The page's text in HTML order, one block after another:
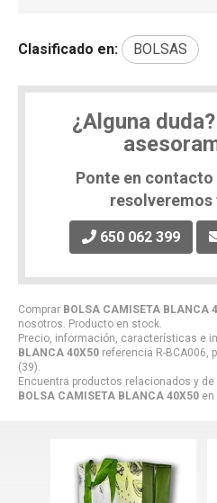
Comprar BOLSA CAMISETA BLANCA
nosotros. Producto en stock.
Precio, información, características e
BLANCA 40X50 referencia R-BCA006,
(39).
Encuentra productos relacionados y
BOLSA CAMISETA BLANCA 40X50 en
Clasificado en: BOLSAS
¿Alguna
Ponte en
resolveremos
650 062 399